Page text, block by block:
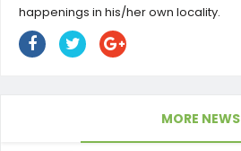
happenings in his/her own locality.
MORE NEWS